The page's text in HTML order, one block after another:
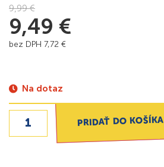
9,99€
9,49 €
bez DPH 7,72 €
Na dotaz
PRIDAŤ DO KOŠÍKA